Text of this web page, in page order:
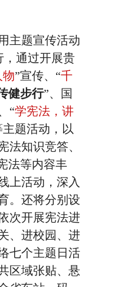
题宣传活动
，通过开展贵
物”宣传、“千
健步行”、国
“学宪法，讲
题活动，以
法知识竞答、
法等内容丰
上活动，深入
。还将分别设
次开展宪法进
、进校园、进
七个主题日活
区域张贴、悬